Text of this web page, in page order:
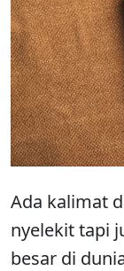
Ada kalimat
nyelekit tapi
besar di